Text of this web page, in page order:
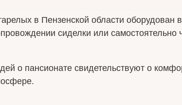
в Пензенской области
сиделки или
о пансионате свидетельствуют о